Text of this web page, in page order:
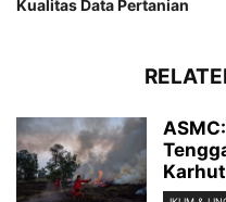
Kualitas Data Pertanian